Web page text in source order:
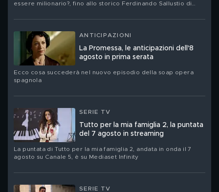
essere milionario?, fino allo storico Ferdinando Sallustio di
ANTICIPAZIONI
La Promessa, le anticipazioni dell'8
agosto in prima serata
Ecco cosa succederà nel nuovo episodio della soap opera
spagnola
SERIE TV
Tutto per la mia famiglia 2, la puntata
del 7 agosto in streaming
La puntata di Tutto per la mia famiglia 2, andata in onda il 7
agosto su Canale 5, è su Mediaset Infinity
SERIE TV